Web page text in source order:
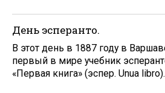
День эсперанто.
В этот день в 1887 году в
первый в мире учебник
«Первая книга» (эспер. Unua libro).